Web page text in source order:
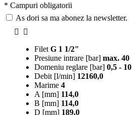
* Campuri obligatorii
As dori sa ma abonez la newsletter.
Filet G 1 1/2"
Presiune intrare [bar] max. 40
Domeniu reglare [bar] 0,5 - 10
Debit [l/min] 12160,0
Marime 4
A [mm] 114,0
B [mm] 114,0
D [mm] 189,0